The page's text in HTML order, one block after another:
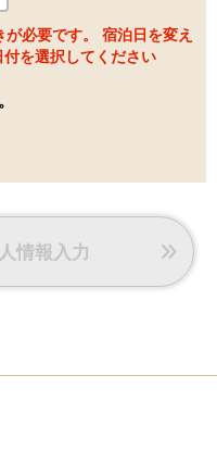
必要です。 宿泊日を変え
を選択してください
情報入力